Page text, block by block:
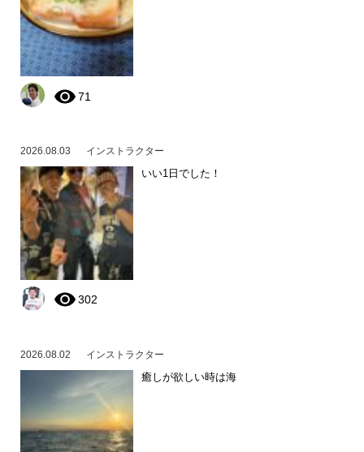
71
2026.08.03 インストラクター
いい1日でした！
302
2026.08.02 インストラクター
癒しが欲しい時は海